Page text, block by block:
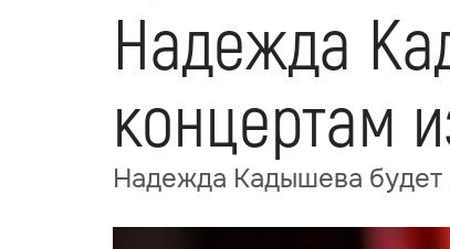
Надежда
концертам
Надежда Кадышева будет